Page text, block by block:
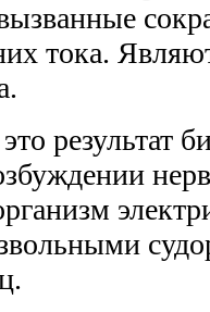
тока.
результат